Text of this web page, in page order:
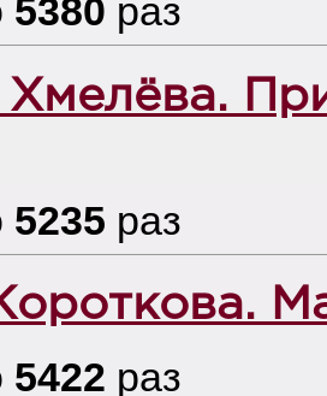
5380 раз
Хмелёва.
5235 раз
5422 раз